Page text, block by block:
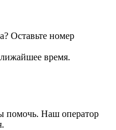
Оставьте номер
время.
помочь. Наш оператор